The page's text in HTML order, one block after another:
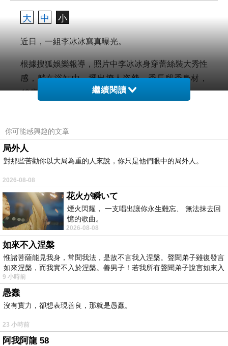
大 中 小
近日，一組李冰冰寫真曝光。
根據搜狐娛樂報導，照片中李冰冰身穿蕾絲裝大秀性
感，躺在浴缸中，擺出撩人姿勢，秀長腿秀身材，
43歲的李冰冰依舊性感力MAX！
李冰冰穿蕾絲裝躺浴缸。
李冰冰長髮迷人，變身御姐氣場全開。
長腿迷人，眼神誘惑。
黑白照質感爆棚。
李冰冰身材保持好。
繼續閱讀
你可能感興趣的文章
局外人
對那些苦勸你以大局為重的人來說，你只是他們眼中的局外人。
2026-08-08
花火が瞬いて
煙火閃耀， 一支唱出讓你永生難忘、 無法抹去回
憶的歌曲。
2026-08-08
如來不入涅槃
惟諸菩薩能見我身，常聞我法，是故不言我入涅槃。聲聞弟子雖復發言
如來涅槃，而我實不入於涅槃。善男子！若我所有聲聞弟子說言如來入
9 小時前
愚蠢
沒有實力，卻想表現善良，那就是愚蠢。
23 小時前
阿我阿龍 58